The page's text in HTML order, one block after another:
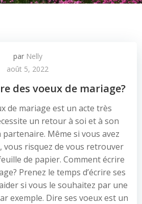
par Nelly
août 5, 2022
des voeux de mariage?
de mariage est un acte très
un retour à soi et à son
Même si vous avez
vous risquez de vous retrouver
de papier. Comment écrire
Prenez le temps d’écrire ses
si vous le souhaitez par une
exemple. Dire ses voeux est un